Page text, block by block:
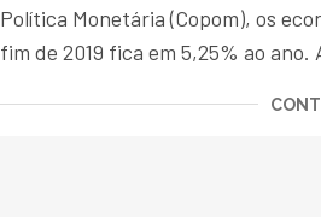
Política Monetária (Copom), os
fim de 2019 fica em 5,25% ao